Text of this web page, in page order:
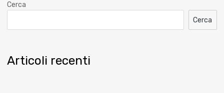
Cerca
Cerca
Articoli recenti